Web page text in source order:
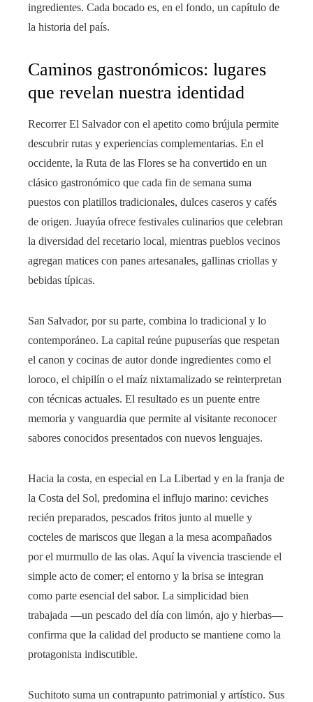
ingredientes. Cada bocado es, en el fondo, un capítulo de
la historia del país.
Caminos gastronómicos: lugares
que revelan nuestra identidad
Recorrer El Salvador con el apetito como brújula permite
descubrir rutas y experiencias complementarias. En el
occidente, la Ruta de las Flores se ha convertido en un
clásico gastronómico que cada fin de semana suma
puestos con platillos tradicionales, dulces caseros y cafés
de origen. Juayúa ofrece festivales culinarios que celebran
la diversidad del recetario local, mientras pueblos vecinos
agregan matices con panes artesanales, gallinas criollas y
bebidas típicas.
San Salvador, por su parte, combina lo tradicional y lo
contemporáneo. La capital reúne pupuserías que respetan
el canon y cocinas de autor donde ingredientes como el
loroco, el chipilín o el maíz nixtamalizado se reinterpretan
con técnicas actuales. El resultado es un puente entre
memoria y vanguardia que permite al visitante reconocer
sabores conocidos presentados con nuevos lenguajes.
Hacia la costa, en especial en La Libertad y en la franja de
la Costa del Sol, predomina el influjo marino: ceviches
recién preparados, pescados fritos junto al muelle y
cocteles de mariscos que llegan a la mesa acompañados
por el murmullo de las olas. Aquí la vivencia trasciende el
simple acto de comer; el entorno y la brisa se integran
como parte esencial del sabor. La simplicidad bien
trabajada —un pescado del día con limón, ajo y hierbas—
confirma que la calidad del producto se mantiene como la
protagonista indiscutible.
Suchitoto suma un contrapunto patrimonial y artístico. Sus